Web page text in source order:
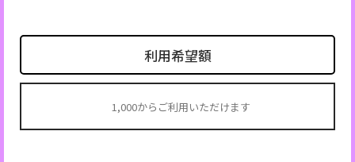
利用希望額